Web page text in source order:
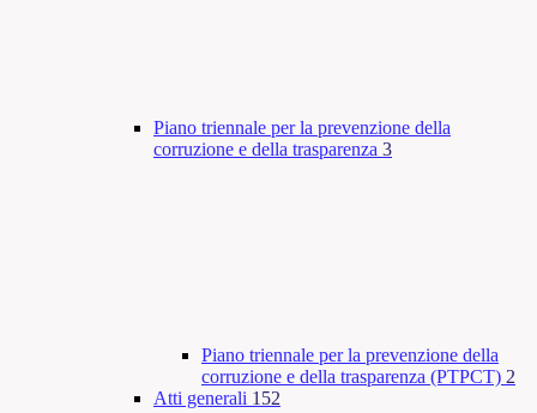
Piano triennale per la prevenzione della
corruzione e della trasparenza 3
Piano triennale per la prevenzione della
corruzione e della trasparenza (PTPCT) 2
Atti generali 152